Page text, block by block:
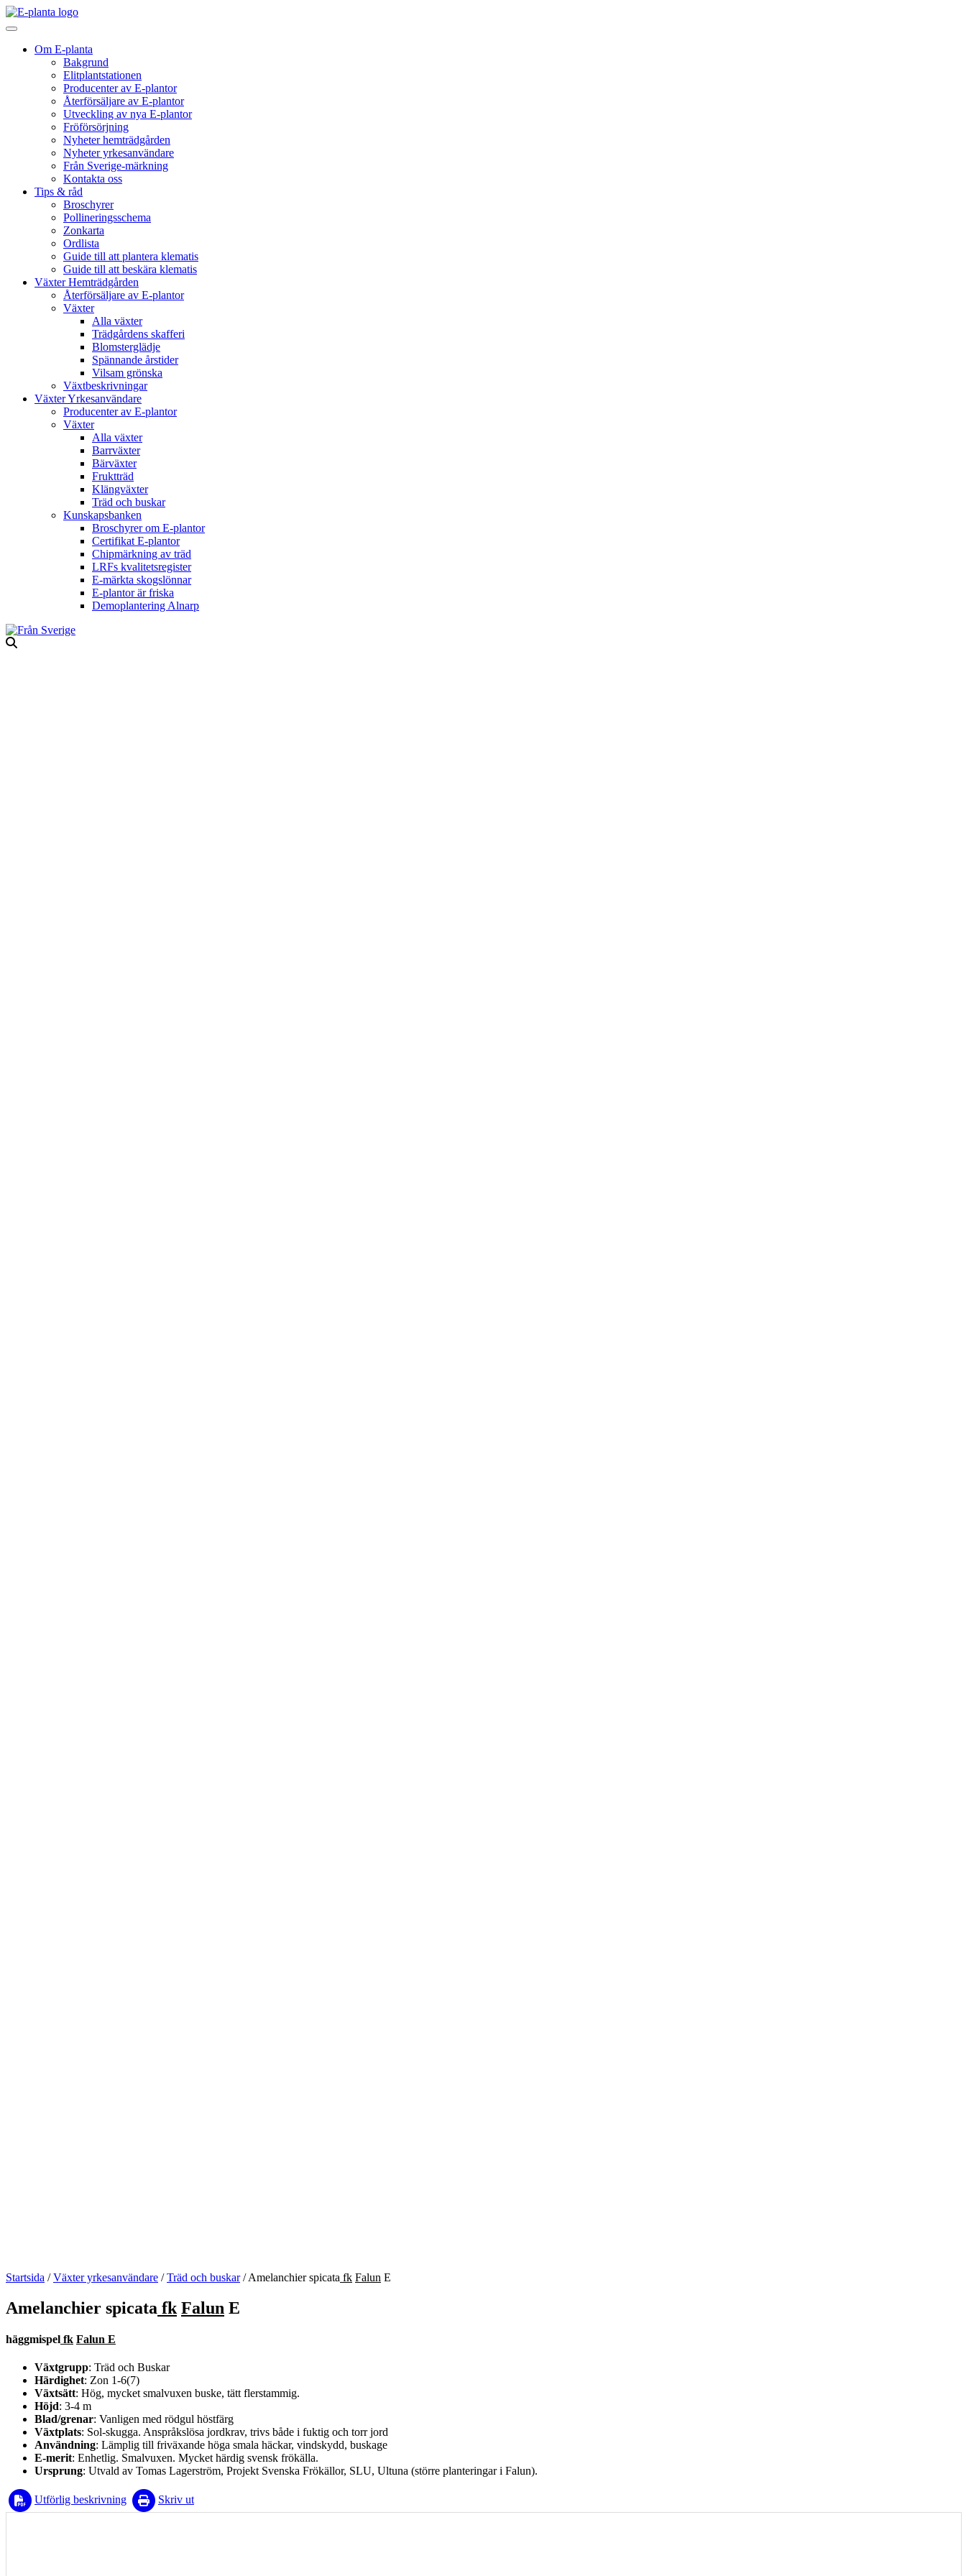
Hoppa till innehåll
Huvudnavigering
Om E-planta
Bakgrund
Elitplantstationen
Producenter av E-plantor
Återförsäljare av E-plantor
Utveckling av nya E-plantor
Fröförsörjning
Nyheter hemträdgården
Nyheter yrkesanvändare
Från Sverige-märkning
Kontakta oss
Tips & råd
Broschyrer
Pollineringsschema
Zonkarta
Ordlista
Guide till att plantera klematis
Guide till att beskära klematis
Växter Hemträdgården
Återförsäljare av E-plantor
Växter
Alla växter
Trädgårdens skafferi
Blomsterglädje
Spännande årstider
Vilsam grönska
Växtbeskrivningar
Växter Yrkesanvändare
Producenter av E-plantor
Växter
Alla växter
Barrväxter
Bärväxter
Fruktträd
Klängväxter
Träd och buskar
Kunskapsbanken
Broschyrer om E-plantor
Certifikat E-plantor
Chipmärkning av träd
LRFs kvalitetsregister
E-märkta skogslönnar
E-plantor är friska
Demoplantering Alnarp
Startsida /Växter yrkesanvändare /Träd och buskar/Amelanchier spicata fk Falun E
Amelanchier spicata fk Falun E
häggmispel fk Falun E
Växtgrupp: Träd och Buskar
Härdighet: Zon 1-6(7)
Växtsätt: Hög, mycket smalvuxen buske, tätt flerstammig.
Höjd: 3-4 m
Blad/grenar: Vanligen med rödgul höstfärg
Växtplats: Sol-skugga. Anspråkslösa jordkrav, trivs både i fuktig och torr jord
Användning: Lämplig till friväxande höga smala häckar, vindskydd, buskage
E-merit: Enhetlig. Smalvuxen. Mycket härdig svensk frökälla.
Ursprung: Utvald av Tomas Lagerström, Projekt Svenska Frökällor, SLU, Ultuna (större planteringar i Falun).
Utförlig beskrivning Skriv ut